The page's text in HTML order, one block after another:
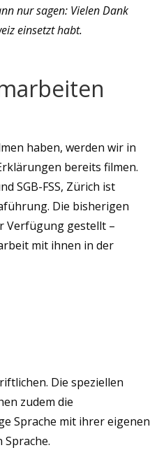
nur sagen: Vielen Dank
einsetzt habt.
haben, werden wir in
bereits filmen.
SGB-FSS, Zürich ist
Die bisherigen
Verfügung gestellt –
mit ihnen in der
Die speziellen
zudem die
Sprache mit ihrer eigenen